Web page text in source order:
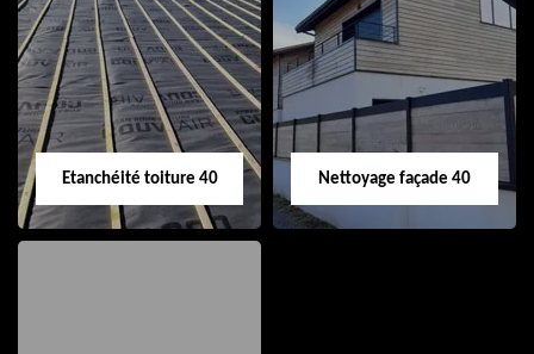
Nettoyage et pose
de gouttière 40
Réparation de
toiture 40
Etanchéité toiture 40 Nettoyage façade 40